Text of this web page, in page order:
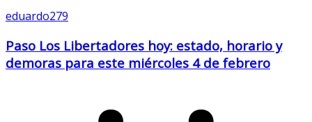
eduardo279
Paso Los Libertadores hoy: estado, horario y
demoras para este miércoles 4 de febrero